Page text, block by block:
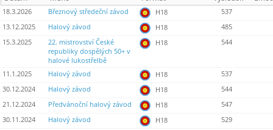
18.3.2026 Březnový středeční závod H18
537
13.12.2025
Halový závod H18
485
15.3.2025
22. mistrovství České
republiky dospělých 50+ v
halové lukostřelbě
H18 544
11.1.2025 Halový závod H18
537
30.12.2024
Halový závod H18
544
21.12.2024
Předvánoční halový závod H18
547
30.11.2024
Halový závod H18
529